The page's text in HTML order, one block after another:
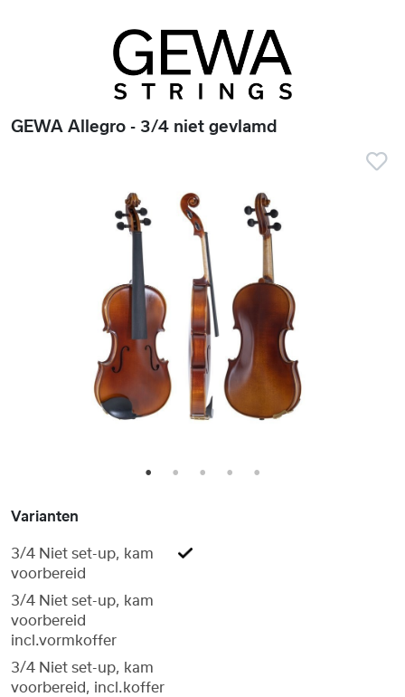
GEWA Allegro - 3/4 niet gevlamd
1 2 3 4 5
Varianten
3/4 Niet set-up, kam
voorbereid
3/4 Niet set-up, kam
voorbereid
incl.vormkoffer
3/4 Niet set-up, kam
voorbereid, incl.koffer